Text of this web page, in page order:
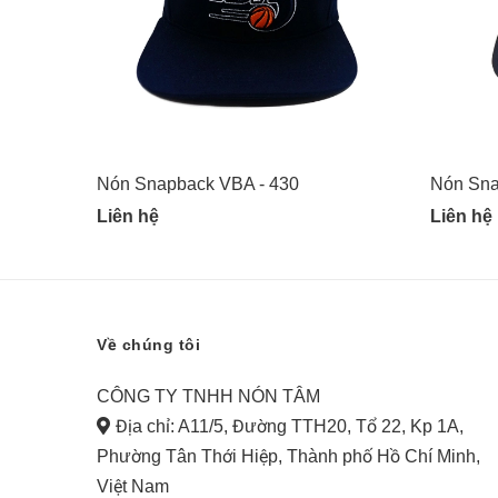
Nón Snapback VBA - 430
Liên hệ
Nón
Liên hệ
Về chúng tôi
CÔNG TY TNHH NÓN TÂM
Địa chỉ: A11/5, Đường TTH20, Tổ 22, Kp 1A,
Phường Tân Thới Hiệp, Thành phố Hồ Chí Minh,
Việt Nam